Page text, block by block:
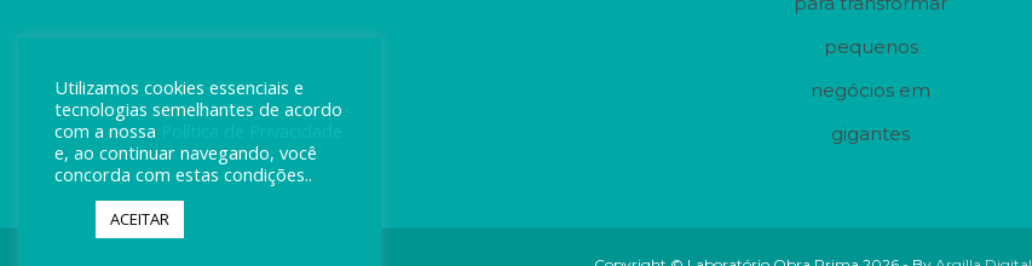
pequenos
negócios em
gigantes
Utilizamos cookies essenciais e
tecnologias semelhantes de acordo
com a nossa
e, ao continuar navegando, você
concorda com estas condições..
ACEITAR